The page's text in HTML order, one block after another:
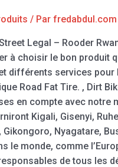
/ Par fredabdul.com
Legal – Rooder
à choisir le bon produit
différents services
Road Fat Tire. , Dirt
en compte avec
Kigali, Gisenyi,
Gikongoro, Nyagatare,
monde, comme
de tous les